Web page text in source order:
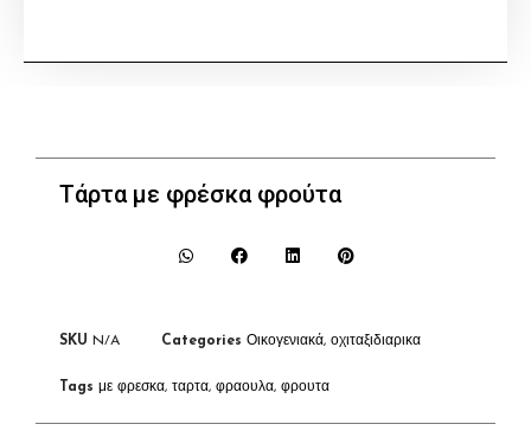
Τάρτα με φρέσκα φρούτα
SKU N/A Categories Οικογενιακά, οχιταξιδιαρικα
Tags με φρεσκα, ταρτα, φραουλα, φρουτα